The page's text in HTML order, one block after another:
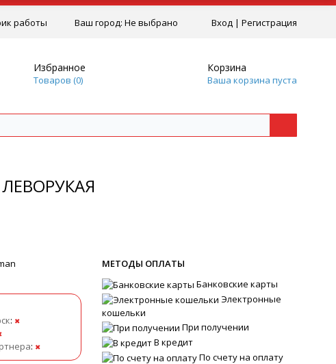
Ваш город: Не выбрано Вход | Регистрация
работы
Избранное
Товаров (0)
Корзина
Ваша корзина пуста
ЛЕВОРУКАЯ
: ✖
: ✖
МЕТОДЫ ОПЛАТЫ
Банковские карты
Электронные
кошельки
При получении
В кредит
По счету на оплату